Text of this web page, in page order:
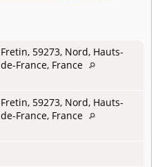
Fretin, 59273, Nord, Hauts-
de-France, France
Fretin, 59273, Nord, Hauts-
de-France, France